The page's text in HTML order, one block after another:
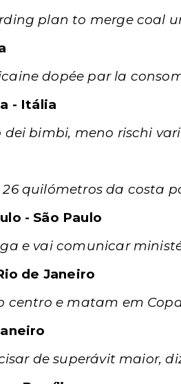
plan to merge coal
dopée par la
- Itália
bimbi, meno rischi
quilómetros da costa
- São Paulo
e vai comunicar
de Janeiro
centro e matam em
de superávit maior,